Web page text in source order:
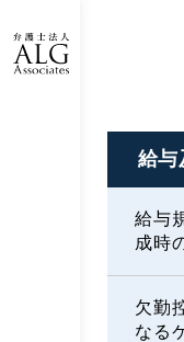
給与
給与
成時
欠勤
なる